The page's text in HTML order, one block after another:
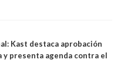
Kast destaca aprobación
y presenta agenda contra el